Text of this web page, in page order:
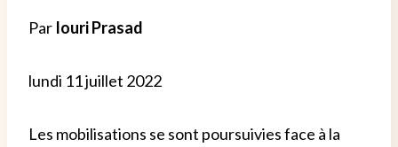
Par Iouri Prasad
lundi 11 juillet 2022
Les mobilisations se sont poursuivies face à la